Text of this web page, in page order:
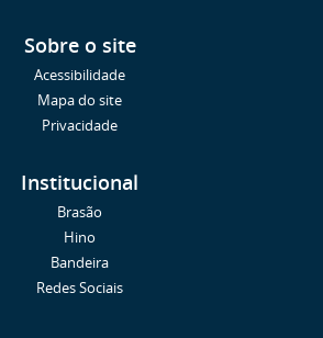
Sobre o site
Acessibilidade
Mapa do site
Privacidade
Institucional
Brasão
Hino
Bandeira
Redes Sociais